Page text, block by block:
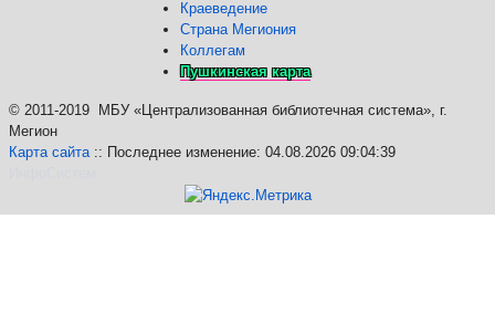
Краеведение
Страна Мегиония
Коллегам
Пушкинская карта
© 2011-2019 МБУ «Централизованная библиотечная система», г.
Мегион
Карта сайта :: Последнее изменение: 04.08.2026 09:04:39